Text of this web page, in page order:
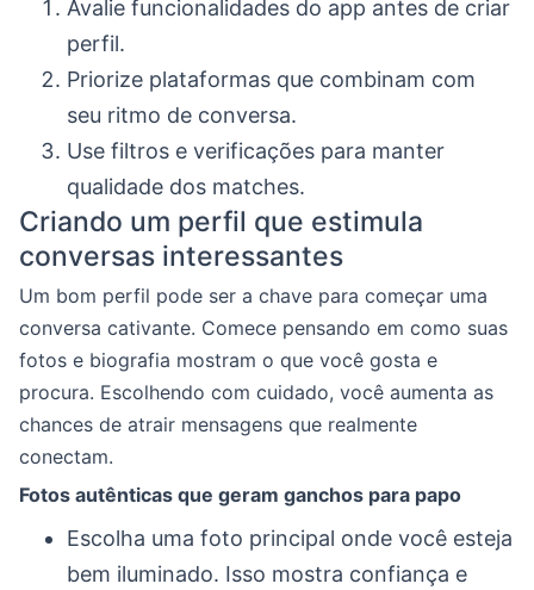
Avalie funcionalidades do app antes de criar
perfil.
Priorize plataformas que combinam com
seu ritmo de conversa.
Use filtros e verificações para manter
qualidade dos matches.
Criando um perfil que estimula
conversas interessantes
Um bom perfil pode ser a chave para começar uma
conversa cativante. Comece pensando em como suas
fotos e biografia mostram o que você gosta e
procura. Escolhendo com cuidado, você aumenta as
chances de atrair mensagens que realmente
conectam.
Fotos autênticas que geram ganchos para papo
Escolha uma foto principal onde você esteja
bem iluminado. Isso mostra confiança e